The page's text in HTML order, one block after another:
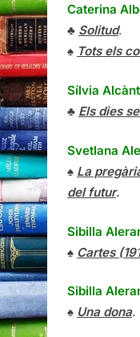
Caterina
♣ Solitud.
♠ Tots els
Sílvia
♣ Els dies
Svetlana
♠ La
del futur.
Sibilla
♠ Cartes
Sibilla
♠ Una dona.